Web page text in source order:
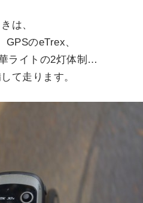
は、
のeTrex、
ライトの2灯体制…
て走ります。